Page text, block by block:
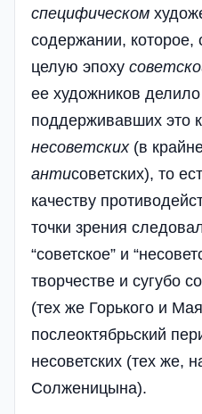
специфическом
содержании, которое,
целую эпоху
ее художников делило
поддерживавших это
несоветских(в
антисоветских), то
качеству
точки зрения
“советское” и
творчестве и сугубо
(тех же Горького и
послеоктябрьский
несоветских (тех же,
Солженицына).